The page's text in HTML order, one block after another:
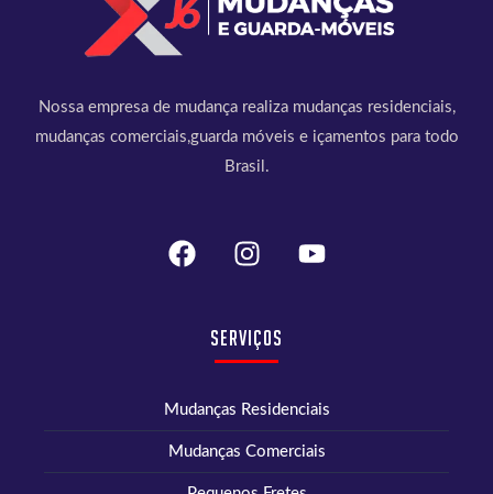
Nossa empresa de mudança realiza mudanças residenciais,
mudanças comerciais,guarda móveis e içamentos para todo
Brasil.
Serviços
Mudanças Residenciais
Mudanças Comerciais